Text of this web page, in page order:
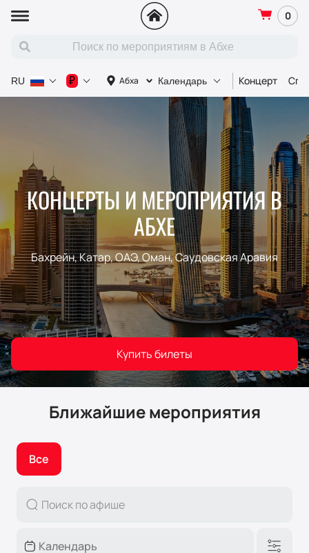
0
Абха Календарь Концерт
RU ₽
КОНЦЕРТЫ И МЕРОПРИЯТИЯ В
АБХЕ
Бахрейн, Катар, ОАЭ, Оман, Саудовская Аравия
Купить билеты
Ближайшие мероприятия
Все